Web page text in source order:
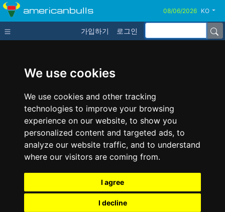
We use cookies
We use cookies and other tracking
technologies to improve your browsing
experience on our website, to show you
personalized content and targeted ads, to
analyze our website traffic, and to understand
where our visitors are coming from.
I agree
I decline
americanbulls KO
가입하기 로그인